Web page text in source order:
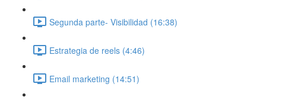
Segunda parte- Visibilidad (16:38)
Estrategia de reels (4:46)
Email marketing (14:51)